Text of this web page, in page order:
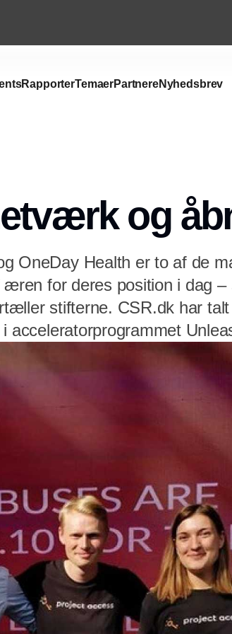
RapporterTemaerPartnereNyhedsbrev
og
OneDay Health er to af de
æren for deres position i dag
stifterne. CSR.dk har
acceleratorprogrammet